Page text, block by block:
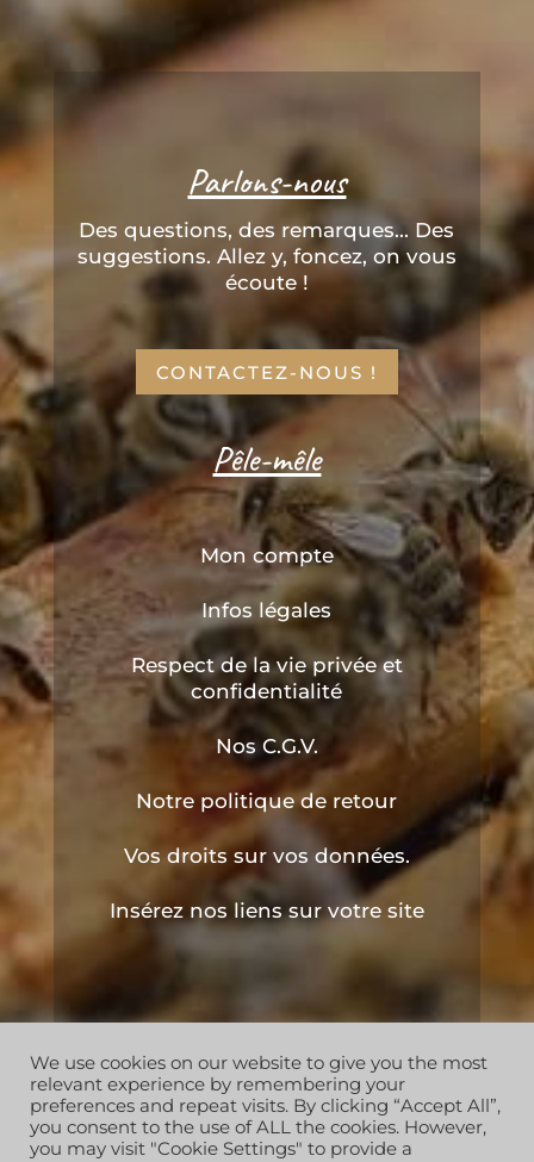
Parlons-nous
Des questions, des remarques... Des
suggestions. Allez y, foncez, on vous
écoute !
CONTACTEZ-NOUS !
Pêle-mêle
Mon compte
Infos légales
Respect de la vie privée et
confidentialité
Nos C.G.V.
Notre politique de retour
Vos droits sur vos données.
Insérez nos liens sur votre site
Copyright © 2019 les ruchers de l'apiculteur . Tous
droits réservés
We use cookies on our website to give you the most
relevant experience by remembering your
preferences and repeat visits. By clicking “Accept All”,
you consent to the use of ALL the cookies. However,
you may visit "Cookie Settings" to provide a